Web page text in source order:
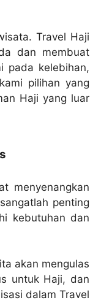
Travel Haji
dan membuat
pada kelebihan,
pilihan yang
Haji yang luar
menyenangkan
penting
kebutuhan dan
akan mengulas
untuk Haji, dan
dalam Travel